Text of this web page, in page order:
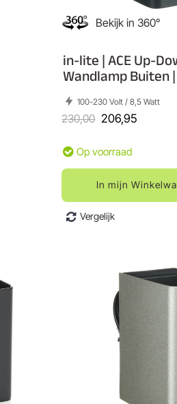
Bekijk in 360°
in-lite | ACE Up-
Wandlamp Buiten
100-230 Volt / 8,5 Watt
230,00 206,95
Op voorraad
In mijn
Vergelijk